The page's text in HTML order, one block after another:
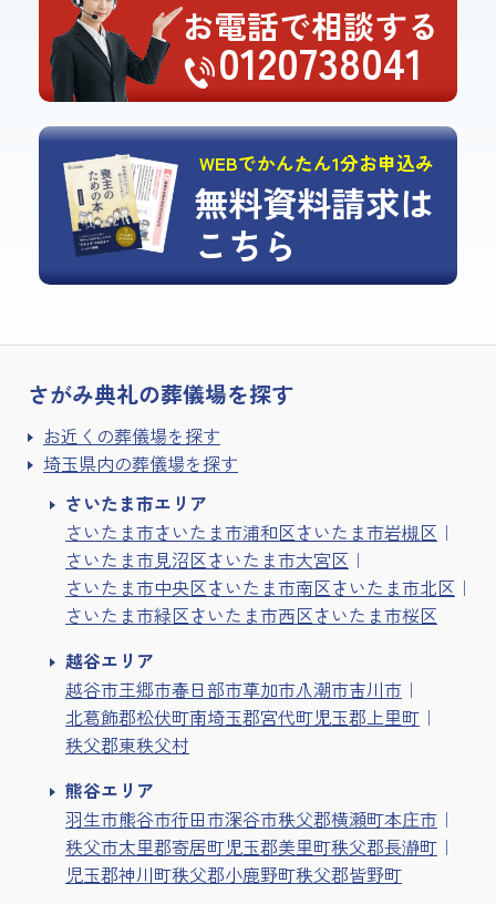
お電話で相談する
0120738041
WEBでかんたん1分お申込み
無料資料請求は
こちら
さがみ典礼の葬儀場を探す
お近くの葬儀場を探す
埼玉県内の葬儀場を探す
さいたま市エリア
さいたま市さいたま市浦和区さいたま市岩槻区
さいたま市見沼区さいたま市大宮区
さいたま市中央区さいたま市南区さいたま市北区
さいたま市緑区さいたま市西区さいたま市桜区
越谷エリア
越谷市三郷市春日部市草加市八潮市吉川市
北葛飾郡松伏町南埼玉郡宮代町児玉郡上里町
秩父郡東秩父村
熊谷エリア
羽生市熊谷市行田市深谷市秩父郡横瀬町本庄市
秩父市大里郡寄居町児玉郡美里町秩父郡長瀞町
児玉郡神川町秩父郡小鹿野町秩父郡皆野町